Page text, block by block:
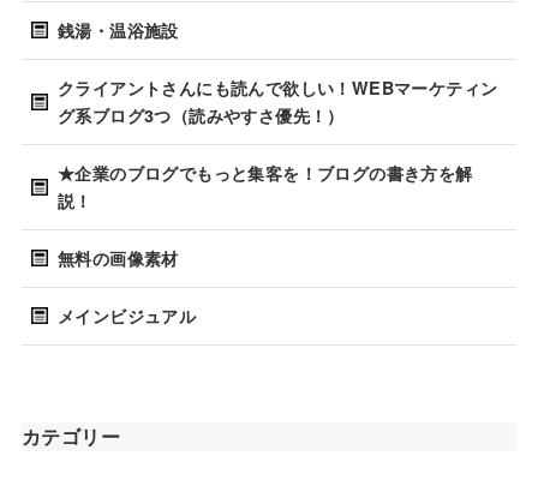
銭湯・温浴施設
クライアントさんにも読んで欲しい！WEBマーケティン
グ系ブログ3つ（読みやすさ優先！）
★企業のブログでもっと集客を！ブログの書き方を解
説！
無料の画像素材
メインビジュアル
カテゴリー